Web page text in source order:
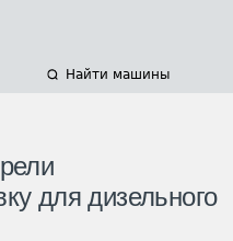
Найти машины
для дизельного